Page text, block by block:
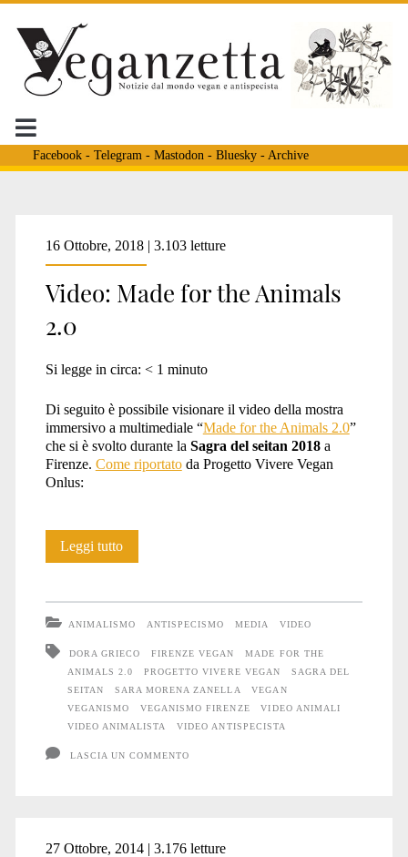
Facebook- Telegram - Mastodon - Bluesky- Archive
Tag:
<span>video
animali</span>
16 Ottobre, 2018 | 3.103 letture
Video: Made for the Animals
2.0
Si legge in circa: < 1 minuto
Di seguito è possibile visionare il video della mostra
immersivo a multimediale “Made for the Animals 2.0”
che si è svolto durante la Sagra del seitan 2018a
Firenze. Come riportatoda Progetto Vivere Vegan
Onlus:
Leggi tuttoVideo:
Animals
2.0
ANIMALISMO ANTISPECISMO MEDIA VIDEO
DORA GRIECO FIRENZE VEGAN
MADE FOR THE
ANIMALS 2.0
PROGETTO VIVERE VEGAN
SAGRA DEL
SEITAN
SARA MORENA ZANELLA
VEGAN
VEGANISMO
VEGANISMO FIRENZE
VIDEO ANIMALI
VIDEO ANIMALISTA
VIDEO ANTISPECISTA
LASCIA UN COMMENTO
27 Ottobre, 2014 | 3.176 letture